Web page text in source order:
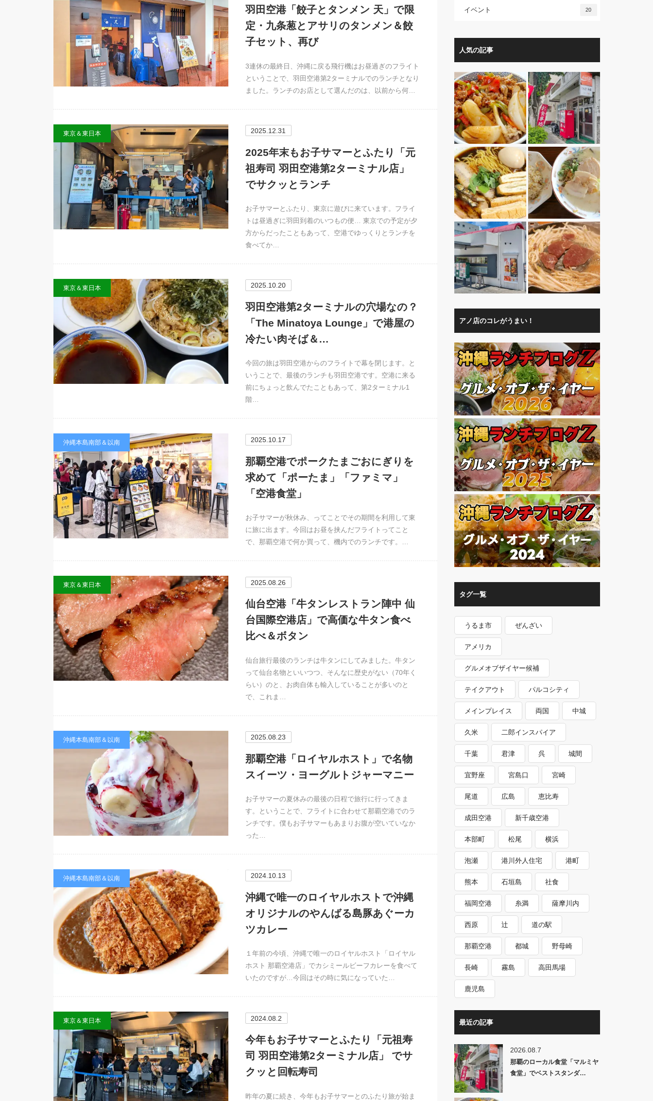
羽田空港「餃子とタンメン 天」で限
定・九条葱とアサリのタンメン＆餃
子セット、再び
3連休の最終日、沖縄に戻る飛行機はお昼過ぎのフライト
ということで、羽田空港第2ターミナルでのランチとなり
ました。ランチのお店として選んだのは、以前から何…
東京＆東日本 2025.12.31
2025年末もお子サマーとふたり「元
祖寿司 羽田空港第2ターミナル店」
でサクッとランチ
お子サマーとふたり、東京に遊びに来ています。フライ
トは昼過ぎに羽田到着のいつもの便… 東京での予定が夕
方からだったこともあって、空港でゆっくりとランチを
食べてか…
東京＆東日本 2025.10.20
羽田空港第2ターミナルの穴場なの？
「The Minatoya Lounge」で港屋の
冷たい肉そば＆…
今回の旅は羽田空港からのフライトで幕を閉じます。と
いうことで、最後のランチも羽田空港です。空港に来る
前にちょっと飲んでたこともあって、第2ターミナル1
階…
沖縄本島南部＆以南 2025.10.17
那覇空港でポークたまごおにぎりを
求めて「ポーたま」「ファミマ」
「空港食堂」
お子サマーが秋休み、ってことでその期間を利用して東
に旅に出ます。今回はお昼を挟んだフライトってこと
で、那覇空港で何か買って、機内でのランチです。…
東京＆東日本 2025.08.26
仙台空港「牛タンレストラン陣中 仙
台国際空港店」で高価な牛タン食べ
比べ＆ボタン
仙台旅行最後のランチは牛タンにしてみました。牛タン
って仙台名物といいつつ、そんなに歴史がない（70年く
らい）のと、お肉自体も輸入していることが多いのと
で、これま…
沖縄本島南部＆以南 2025.08.23
那覇空港「ロイヤルホスト」で名物
スイーツ・ヨーグルトジャーマニー
お子サマーの夏休みの最後の日程で旅行に行ってきま
す。ということで、フライトに合わせて那覇空港でのラ
ンチです。僕もお子サマーもあまりお腹が空いていなか
った…
沖縄本島南部＆以南 2024.10.13
沖縄で唯一のロイヤルホストで沖縄
オリジナルのやんばる島豚あぐーカ
ツカレー
１年前の今頃、沖縄で唯一のロイヤルホスト「ロイヤル
ホスト 那覇空港店」でカシミールビーフカレーを食べて
いたのですが…今回はその時に気になっていた…
東京＆東日本 2024.08.2
今年もお子サマーとふたり「元祖寿
司 羽田空港第2ターミナル店」 でサ
クッと回転寿司
昨年の夏に続き、今年もお子サマーとのふたり旅が始ま
イベント 20
人気の記事
アノ店のコレがうまい！
タグ一覧
うるま市 ぜんざい
アメリカ
グルメオブザイヤー候補
テイクアウト パルコシティ
メインプレイス 両国 中城
久米 二郎インスパイア
千葉 君津 呉 城間
宜野座 宮島口 宮崎
尾道 広島 恵比寿
成田空港 新千歳空港
本部町 松尾 横浜
泡瀬 港川外人住宅 港町
熊本 石垣島 社食
福岡空港 糸満 薩摩川内
西原 辻 道の駅
那覇空港 都城 野母崎
長崎 霧島 高田馬場
鹿児島
最近の記事
2026.08.7
那覇のローカル食堂「マルミヤ
食堂」でベストスタンダ…